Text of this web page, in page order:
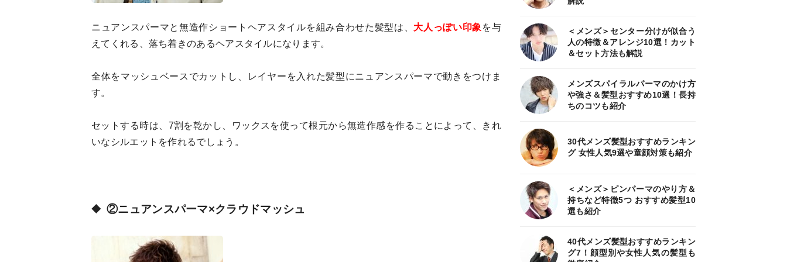
ニュアンスパーマと無造作ショートヘアスタイルを組み合わせた髪型は、 大人っぽい印象 を与
えてくれる、落ち着きのあるヘアスタイルになります。
全体をマッシュベースでカットし、レイヤーを入れた髪型にニュアンスパーマで動きをつけま
す。
セットする時は、7割を乾かし、ワックスを使って根元から無造作感を作ることによって、きれ
いなシルエットを作れるでしょう。
②ニュアンスパーマ×クラウドマッシュ
＜メンズ＞センター分けが似合う
人の特徴＆アレンジ10選！カット
＆セット方法も解説
メンズスパイラルパーマのかけ方
や強さ＆髪型おすすめ10選！長持
ちのコツも紹介
30代メンズ髪型おすすめランキン
グ 女性人気9選や童顔対策も紹介
＜メンズ＞ピンパーマのやり方＆
持ちなど特徴5つ おすすめ髪型10
選も紹介
40代メンズ髪型おすすめランキン
グ7！顔型別や女性人気の髪型も